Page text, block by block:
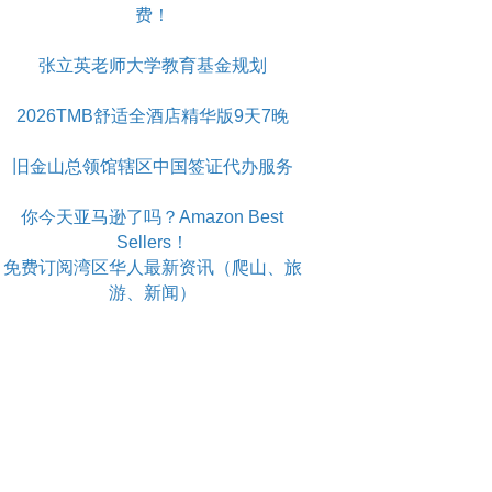
费！
张立英老师大学教育基金规划
2026TMB舒适全酒店精华版9天7晚
旧金山总领馆辖区中国签证代办服务
你今天亚马逊了吗？Amazon Best
Sellers！
免费订阅湾区华人最新资讯（爬山、旅
游、新闻）